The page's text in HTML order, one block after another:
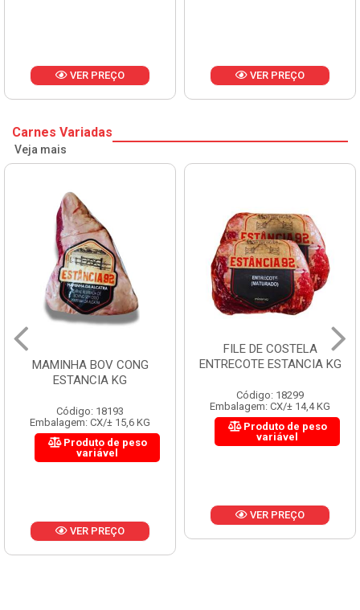
VER PREÇO VER PREÇO
Carnes Variadas
Veja mais
MAMINHA BOV CONG
ESTANCIA KG
Código: 18193
Embalagem: CX/± 15,6 KG
Produto de peso
variável
VER PREÇO
FILE DE COSTELA
ENTRECOTE ESTANCIA KG
Código: 18299
Embalagem: CX/± 14,4 KG
Produto de peso
variável
VER PREÇO